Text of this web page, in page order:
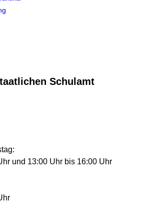
Schulamt
und 13:00 Uhr bis 16:00 Uhr